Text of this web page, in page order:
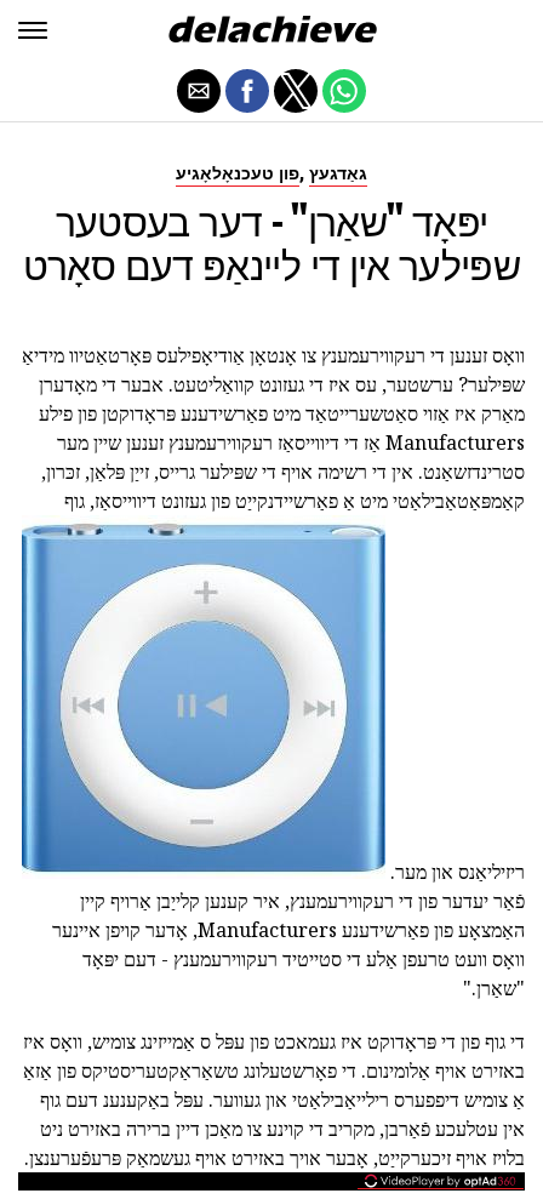
פון טעכנאָלאָגיע, גאַדגעץ
יפּאָד "שאַרן" - דער בעסטער
שפּילער אין די ליינאַפּ דעם סאָרט
וואָס זענען די רעקווירעמענץ צו אָנטאָן אַודיאָפילעס פּאָרטאַטיוו מידיאַ
שפּילער? ערשטער, עס איז די געזונט קוואַליטעט. אבער די מאָדערן
מאַרק איז אַזוי סאַטשערייטאַד מיט פאַרשידענע פּראָדוקטן פון פילע
Manufacturers אַז די דיווייסאַז רעקווירעמענץ זענען שיין מער
סטרינדזשאַנט. אין די רשימה אויף די שפּילער גרייס, זייַן פּלאַן, זכּרון,
קאַמפּאַטאַבילאַטי מיט אַ פאַרשיידנקייַט פון געזונט דיווייסאַז, גוף
ריזיליאַנס און מער.
פֿאַר יעדער פון די רעקווירעמענץ, איר קענען קלייַבן אַרויף קיין
האַמצאָע פון פאַרשידענע Manufacturers, אָדער קויפן איינער
וואָס וועט טרעפן אַלע די סטייטיד רעקווירעמענץ - דעם יפּאָד
"שאַרן."
די גוף פון די פּראָדוקט איז געמאכט פון עפּל ס אַמייזינג צומיש, וואָס איז
באזירט אויף אַלומינום. די פאָרשטעלונג טשאַראַקטעריסטיקס פון אַזאַ
אַ צומיש דיפפערס רילייאַבילאַטי און געווער. עפּל באַקענענ דעם גוף
אין עטלעכע פֿאַרבן, מקריב די קוינע צו מאַכן דיין ברירה באזירט ניט
בלויז אויף זיכערקייַט, אָבער אויך באזירט אויף געשמאַק פּרעפֿערענצן.